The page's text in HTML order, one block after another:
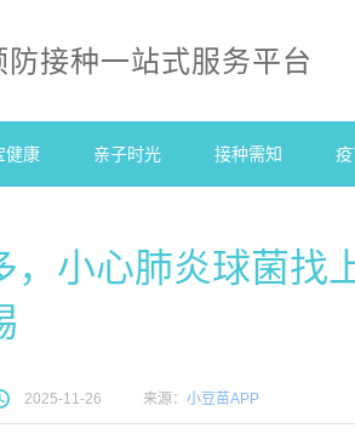
接种一站式服务平台
健康 亲子时光 接种需知
，小心肺炎球菌找
2025-11-26 来源： 小豆苗APP